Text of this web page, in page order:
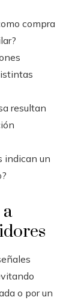
compra
resultan
indican un
o por un